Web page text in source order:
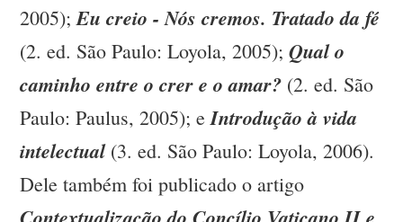
2005);Eu creio - Nós cremos. Tratado da fé
(2. ed. São Paulo: Loyola, 2005);Qual o
caminho entre o crer e o amar? (2. ed. São
Paulo: Paulus, 2005); eIntrodução à vida
intelectual(3. ed. São Paulo: Loyola, 2006).
Dele também foi publicado o artigo